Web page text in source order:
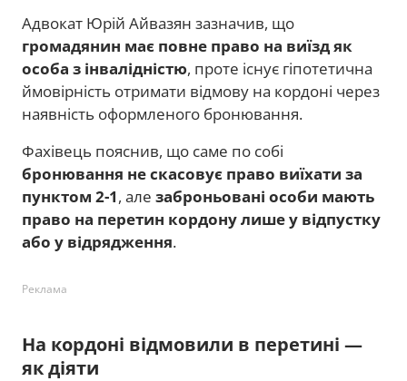
Адвокат Юрій Айвазян зазначив, що
громадянин має повне право на виїзд як
особа з інвалідністю, проте існує гіпотетична
ймовірність отримати відмову на кордоні через
наявність оформленого бронювання.
Фахівець пояснив, що саме по собі
бронювання не скасовує право виїхати за
пунктом 2-1, але заброньовані особи мають
право на перетин кордону лише у відпустку
або у відрядження.
Реклама
На кордоні відмовили в перетині —
як діяти